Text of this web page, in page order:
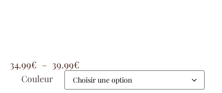
34.99€ – 39.99€
Couleur